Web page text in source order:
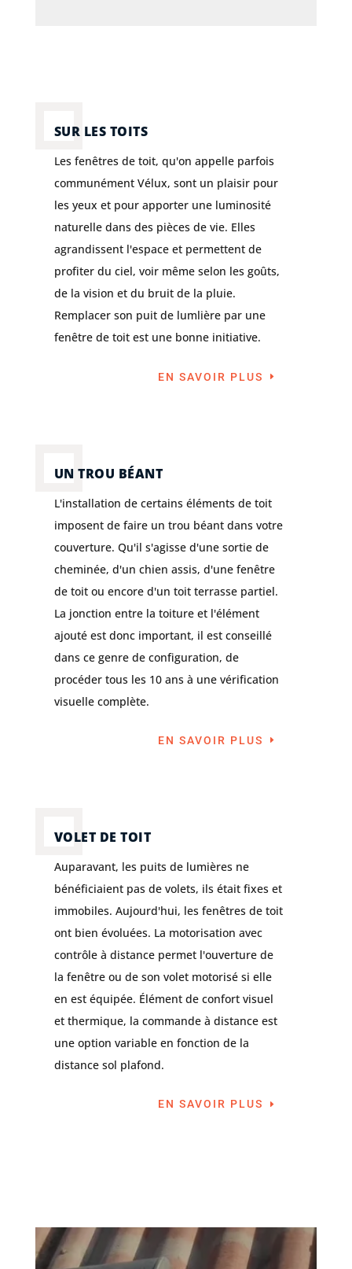
SUR LES TOITS
Les fenêtres de toit, qu'on appelle parfois
communément Vélux, sont un plaisir pour
les yeux et pour apporter une luminosité
naturelle dans des pièces de vie. Elles
agrandissent l'espace et permettent de
profiter du ciel, voir même selon les goûts,
de la vision et du bruit de la pluie.
Remplacer son puit de lumlière par une
fenêtre de toit est une bonne initiative.
EN SAVOIR PLUS
UN TROU BÉANT
L'installation de certains éléments de toit
imposent de faire un trou béant dans votre
couverture. Qu'il s'agisse d'une sortie de
cheminée, d'un chien assis, d'une fenêtre
de toit ou encore d'un toit terrasse partiel.
La jonction entre la toiture et l'élément
ajouté est donc important, il est conseillé
dans ce genre de configuration, de
procéder tous les 10 ans à une vérification
visuelle complète.
EN SAVOIR PLUS
VOLET DE TOIT
Auparavant, les puits de lumières ne
bénéficiaient pas de volets, ils était fixes et
immobiles. Aujourd'hui, les fenêtres de toit
ont bien évoluées. La motorisation avec
contrôle à distance permet l'ouverture de
la fenêtre ou de son volet motorisé si elle
en est équipée. Élément de confort visuel
et thermique, la commande à distance est
une option variable en fonction de la
distance sol plafond.
EN SAVOIR PLUS